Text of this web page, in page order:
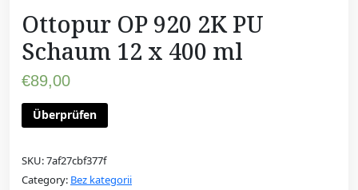
Ottopur OP 920 2K PU
Schaum 12 x 400 ml
€89,00
Überprüfen
SKU:7af27cbf377f
Category: Bez kategorii